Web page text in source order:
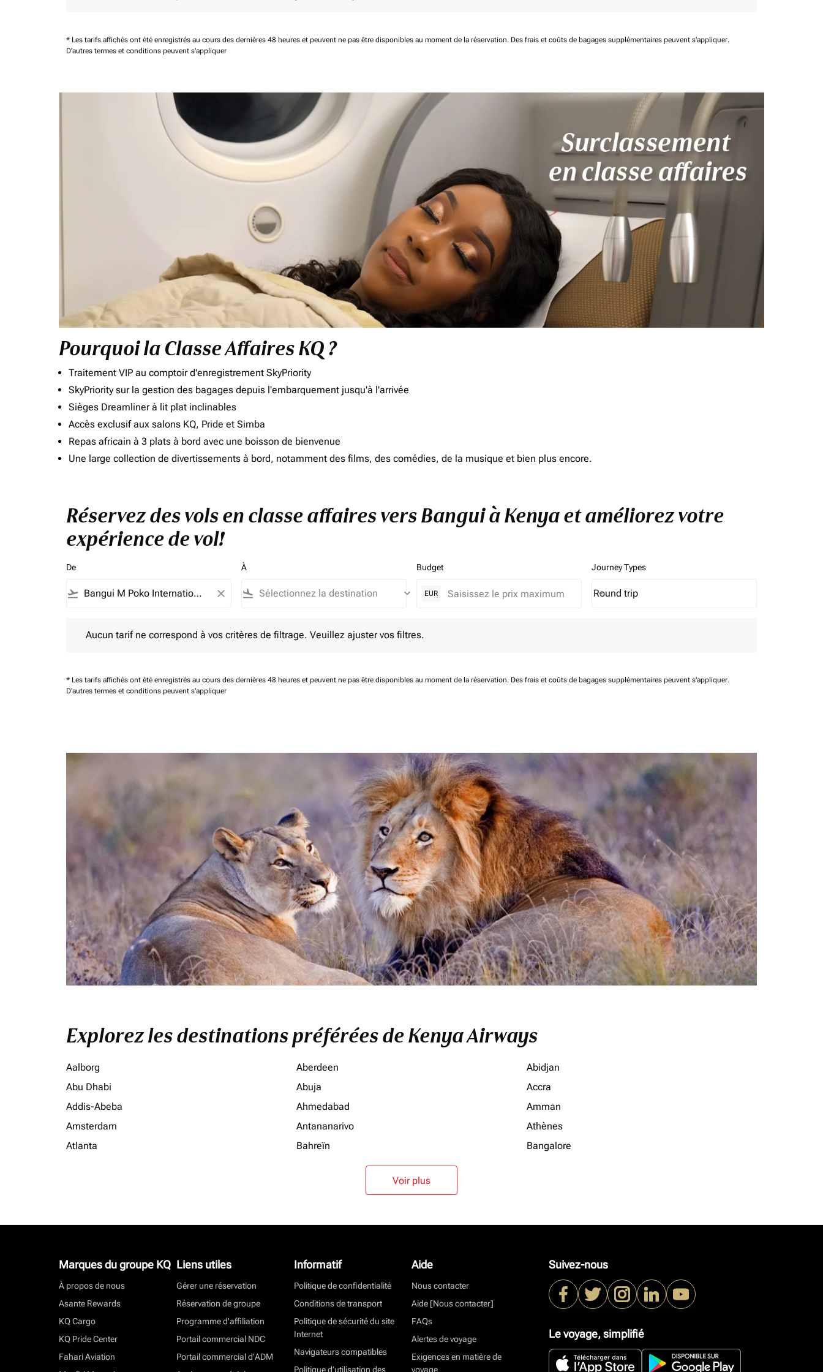
* Les tarifs affichés ont été enregistrés au cours des dernières 48 heures et peuvent ne pas être disponibles au moment de la réservation. Des frais et coûts de bagages supplémentaires peuvent s'appliquer.
D'autres termes et conditions peuvent s'appliquer
Pourquoi la Classe Affaires KQ ?
Traitement VIP au comptoir d'enregistrement SkyPriority
SkyPriority sur la gestion des bagages depuis l'embarquement jusqu'à l'arrivée
Sièges Dreamliner à lit plat inclinables
Accès exclusif aux salons KQ, Pride et Simba
Repas africain à 3 plats à bord avec une boisson de bienvenue
Une large collection de divertissements à bord, notamment des films, des comédies, de la musique et bien plus encore.
Réservez des vols en classe affaires vers Bangui à Kenya et améliorez votre
expérience de vol!
De
flight_takeoff close
À
flight_land keyboard_arrow_down
Budget
EUR
Journey Types
Journey Types option Round trip Selected
Round trip
keyboard_arrow_down
Aucun tarif ne correspond à vos critères de filtrage. Veuillez ajuster vos filtres.
* Les tarifs affichés ont été enregistrés au cours des dernières 48 heures et peuvent ne pas être disponibles au moment de la réservation. Des frais et coûts de bagages supplémentaires peuvent s'appliquer.
D'autres termes et conditions peuvent s'appliquer
Explorez les destinations préférées de Kenya Airways
Aalborg Aberdeen
Abidjan
Abu Dhabi
Abuja
Accra
Addis-Abeba
Ahmedabad
Amman
Amsterdam
Antananarivo
Athènes
Atlanta
Bahreïn Bangalore
Voir plus
Marques du groupe KQ
À propos de nous
Asante Rewards
KQ Cargo
KQ Pride Center
Fahari Aviation
Liens utiles
Gérer une réservation
Réservation de groupe
Programme d'affiliation
Portail commercial NDC
Portail commercial d’ADM
Informatif
Politique de confidentialité
Conditions de transport
Politique de sécurité du site
Internet
Navigateurs compatibles
Politique d’utilisation des
Aide
Nous contacter
Aide [Nous contacter]
FAQs
Alertes de voyage
Exigences en matière de
voyage
Suivez-nous
Le voyage, simplifié